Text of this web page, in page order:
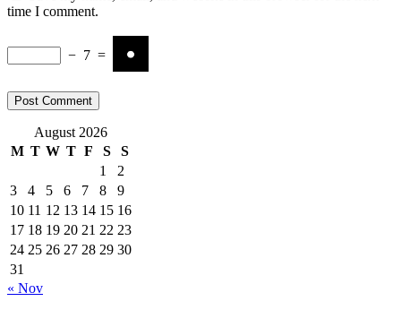
time I comment.
− 7 =
August 2026
M T W T F S
S
1
2
3
4 5 6 7 8
9
10 11 12 13 14 15 16
17 18 19 20 21 22 23
24 25 26 27 28 29 30
31
« Nov